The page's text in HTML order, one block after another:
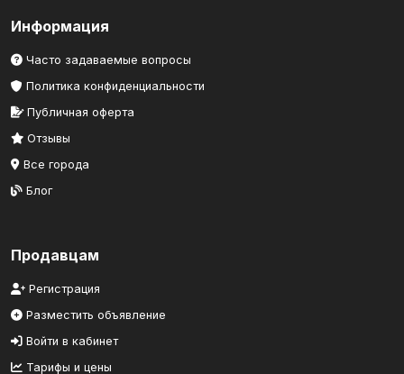
Информация
Часто задаваемые вопросы
Политика конфиденциальности
Публичная оферта
Отзывы
Все города
Блог
Продавцам
Регистрация
Разместить объявление
Войти в кабинет
Тарифы и цены